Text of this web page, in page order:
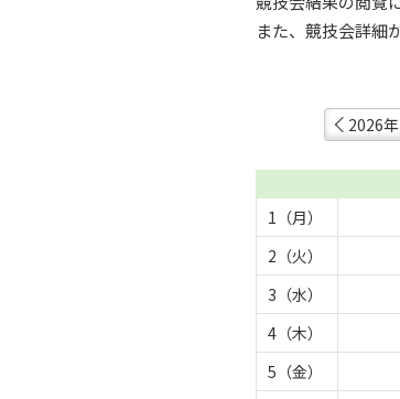
また、競技会詳細
2026年
1（月）
2（火）
3（水）
4（木）
5（金）